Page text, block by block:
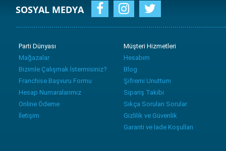
SOSYAL MEDYA
Parti Dünyası
Mağazalar
Bizimle Çalışmak İstermisiniz?
Franchise Başvuru Formu
Hesap Numaralarımız
Online Ödeme
İletişim
Müşteri Hizmetleri
Hesabım
Blog
Şifremi Unuttum
Sipariş Takibi
Sıkça Sorulan Sorular
Gizlilik ve Güvenlik
Garanti ve İade Koşulları